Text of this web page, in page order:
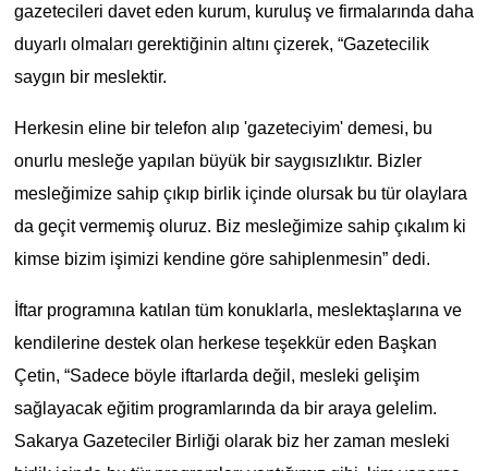
gazetecileri davet eden kurum, kuruluş ve firmalarında daha
duyarlı olmaları gerektiğinin altını çizerek, “Gazetecilik
saygın bir meslektir.
Herkesin eline bir telefon alıp 'gazeteciyim' demesi, bu
onurlu mesleğe yapılan büyük bir saygısızlıktır. Bizler
mesleğimize sahip çıkıp birlik içinde olursak bu tür olaylara
da geçit vermemiş oluruz. Biz mesleğimize sahip çıkalım ki
kimse bizim işimizi kendine göre sahiplenmesin” dedi.
İftar programına katılan tüm konuklarla, meslektaşlarına ve
kendilerine destek olan herkese teşekkür eden Başkan
Çetin, “Sadece böyle iftarlarda değil, mesleki gelişim
sağlayacak eğitim programlarında da bir araya gelelim.
Sakarya Gazeteciler Birliği olarak biz her zaman mesleki